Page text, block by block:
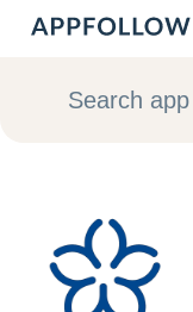
Platform
Consultancy
Customers
Search app